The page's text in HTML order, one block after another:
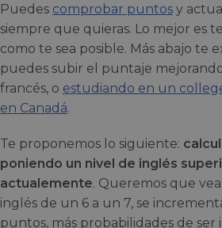
Puedes comprobar puntos y
siempre que quieras. Lo mejor es
como te sea posible. Más abajo te
puedes subir el puntaje
francés, o estudiando en un
en Canadá.
Te proponemos lo siguiente:
poniendo un nivel de inglés
actualemente. Queremos que
inglés de un 6 a un 7, se
puntos, más probabilidades de ser